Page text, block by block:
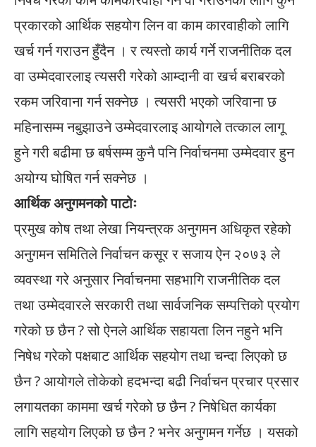
प्रकारको आर्थिक सहयोग लिन वा काम कारवाहीको लागि
खर्च गर्न गराउन हुँदैन । र त्यस्तो कार्य गर्ने राजनीतिक दल
वा उम्मेदवारलाइ त्यसरी गरेको आम्दानी वा खर्च बराबरको
रकम जरिवाना गर्न सक्नेछ । त्यसरी भएको जरिवाना छ
महिनासम्म नबुझाउने उम्मेदवारलाइ आयोगले तत्काल लागू
हुने गरी बढीमा छ बर्षसम्म कुनै पनि निर्वाचनमा उम्मेदवार हुन
अयोग्य घोषित गर्न सक्नेछ ।
आर्थिक अनुगमनको पाटोः
प्रमुख कोष तथा लेखा नियन्त्रक अनुगमन अधिकृत रहेको
अनुगमन समितिले निर्वाचन कसूर र सजाय ऐन २०७३ ले
व्यवस्था गरे अनुसार निर्वाचनमा सहभागि राजनीतिक दल
तथा उम्मेदवारले सरकारी तथा सार्वजनिक सम्पत्तिको प्रयोग
गरेको छ छैन ? सो ऐनले आर्थिक सहायता लिन नहुने भनि
निषेध गरेको पक्षबाट आर्थिक सहयोग तथा चन्दा लिएको छ
छैन ? आयोगले तोकेको हदभन्दा बढी निर्वाचन प्रचार प्रसार
लगायतका काममा खर्च गरेको छ छैन ? निषेधित कार्यका
लागि सहयोग लिएको छ छैन ? भनेर अनुगमन गर्नेछ । यसको